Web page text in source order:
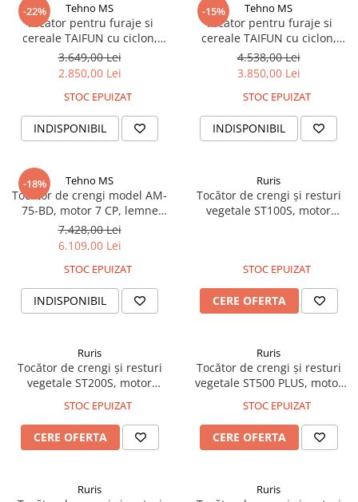
-22% Tehno MS
Tocator pentru furaje si
cereale TAIFUN cu ciclon,
productie 700 kg/h (fara
motor)
3.649,00 Lei
2.850,00 Lei
STOC EPUIZAT
INDISPONIBIL
-15% Tehno MS
Tocator pentru furaje si
cereale TAIFUN cu ciclon,
motor 3 kw, productie 700
kg/h
4.538,00 Lei
3.850,00 Lei
STOC EPUIZAT
INDISPONIBIL
-18% Tehno MS
​​​​​​​Tocator de crengi model AM-
75-BD, motor 7 CP, lemne
pana la 80 mm grosime
7.428,00 Lei
6.109,00 Lei
STOC EPUIZAT
INDISPONIBIL
Ruris
Tocător de crengi și resturi
vegetale ST100S, motor
pentru transport, greutate
10,7 kg
STOC EPUIZAT
CERE OFERTA
Ruris
Tocător de crengi și resturi
vegetale ST200S, motor
maxim de tăiere 45 mm,
viteză de mărunțire 42 rpm,
coș colector 60 L, 2 roți pentru
STOC EPUIZAT
CERE OFERTA
Ruris
Tocător de crengi și resturi
vegetale ST500 PLUS, motor
diametru de tăiere 100 mm,
capacitate de tocare până la
1000 kg/h, evacuare rotativă
STOC EPUIZAT
CERE OFERTA
Ruris Ruris